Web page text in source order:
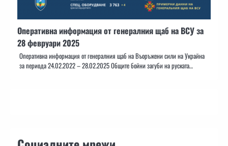
Оперативна информация от генералния щаб на ВСУ за
28 февруари 2025
Оперативна информация от генералния щаб на Въоръжени сили на Украйна
за периода 24.02.2022 – 28.02.2025 Общите бойни загуби на руската…